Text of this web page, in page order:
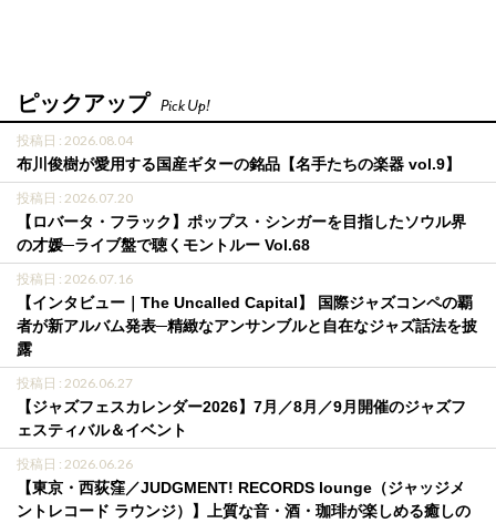
ピックアップ Pick Up!
投稿日 : 2026.08.04
布川俊樹が愛用する国産ギターの銘品【名手たちの楽器 vol.9】
投稿日 : 2026.07.20
【ロバータ・フラック】ポップス・シンガーを目指したソウル界
の才媛─ライブ盤で聴くモントルー Vol.68
投稿日 : 2026.07.16
【インタビュー｜The Uncalled Capital】 国際ジャズコンペの覇
者が新アルバム発表─精緻なアンサンブルと自在なジャズ話法を披
露
投稿日 : 2026.06.27
【ジャズフェスカレンダー2026】7月／8月／9月開催のジャズフ
ェスティバル＆イベント
投稿日 : 2026.06.26
【東京・西荻窪／JUDGMENT! RECORDS lounge（ジャッジメ
ントレコード ラウンジ）】上質な音・酒・珈琲が楽しめる癒しの